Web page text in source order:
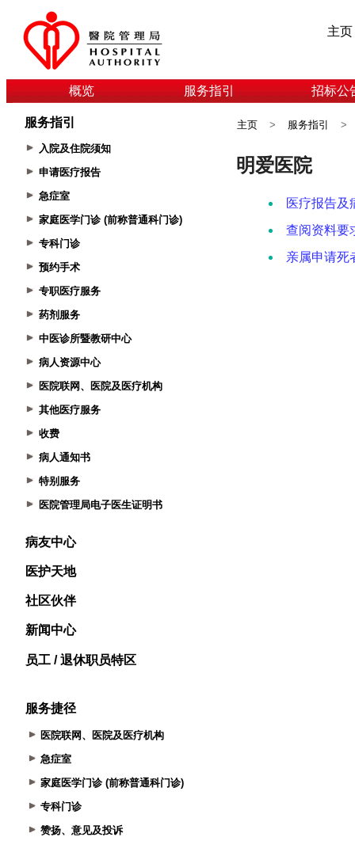
主页
概览 服务指引 招标公
服务指引
入院及住院须知
申请医疗报告
急症室
家庭医学门诊 (前称普通科门诊)
专科门诊
预约手术
专职医疗服务
药剂服务
中医诊所暨教研中心
病人资源中心
医院联网、医院及医疗机构
其他医疗服务
收费
病人通知书
特别服务
医院管理局电子医生证明书
病友中心
医护天地
社区伙伴
新闻中心
员工 / 退休职员特区
服务捷径
医院联网、医院及医疗机构
急症室
家庭医学门诊 (前称普通科门诊)
专科门诊
赞扬、意见及投诉
主页 > 服务指引 >